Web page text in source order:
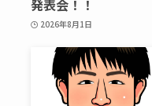
発表会！！
2026年8月1日